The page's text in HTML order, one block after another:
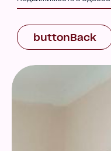
buttonBack